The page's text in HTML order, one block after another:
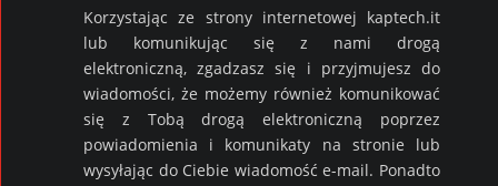
Korzystając ze strony internetowej kaptech.it
lub komunikując się z nami drogą
elektroniczną, zgadzasz się i przyjmujesz do
wiadomości, że możemy również komunikować
się z Tobą drogą elektroniczną poprzez
powiadomienia i komunikaty na stronie lub
wysyłając do Ciebie wiadomość e-mail. Ponadto